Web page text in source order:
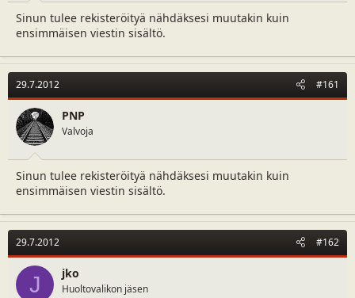
Sinun tulee rekisteröityä nähdäksesi muutakin kuin
ensimmäisen viestin sisältö.
29.7.2012 #161
PNP
Valvoja
Sinun tulee rekisteröityä nähdäksesi muutakin kuin
ensimmäisen viestin sisältö.
29.7.2012 #162
J jko
Huoltovalikon jäsen